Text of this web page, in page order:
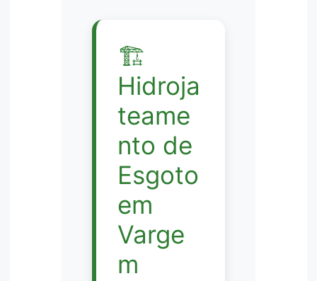
🏗️
Hidroja
teame
nto de
Esgoto
em
Varge
m